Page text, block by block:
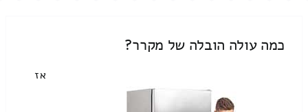
כמה עולה הובלה של מקרר?
אז